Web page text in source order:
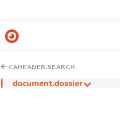
CAHEADER.SEARCH
document.dossier